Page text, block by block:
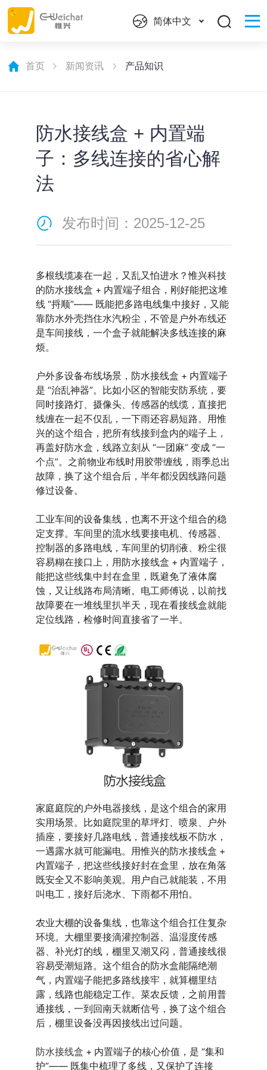
简体中文
首页 新闻资讯 产品知识
防水接线盒 + 内置端
子：多线连接的省心解
法
发布时间：2025-12-25
多根线缆凑在一起，又乱又怕进水？惟兴科技
的防水接线盒 + 内置端子组合，刚好能把这堆
线 “捋顺”—— 既能把多路电线集中接好，又能
靠防水外壳挡住水汽粉尘，不管是户外布线还
是车间接线，一个盒子就能解决多线连接的麻
烦。
户外多设备布线场景，防水接线盒 + 内置端子
是 “治乱神器”。比如小区的智能安防系统，要
同时接路灯、摄像头、传感器的线缆，直接把
线缠在一起不仅乱，一下雨还容易短路。用惟
兴的这个组合，把所有线接到盒内的端子上，
再盖好防水盒，线路立刻从 “一团麻” 变成 “一
个点”。之前物业布线时用胶带缠线，雨季总出
故障，换了这个组合后，半年都没因线路问题
修过设备。
工业车间的设备集线，也离不开这个组合的稳
定支撑。车间里的流水线要接电机、传感器、
控制器的多路电线，车间里的切削液、粉尘很
容易糊在接口上，用防水接线盒 + 内置端子，
能把这些线集中封在盒里，既避免了液体腐
蚀，又让线路布局清晰。电工师傅说，以前找
故障要在一堆线里扒半天，现在看接线盒就能
定位线路，检修时间直接省了一半。
家庭庭院的户外电器接线，是这个组合的家用
实用场景。比如庭院里的草坪灯、喷泉、户外
插座，要接好几路电线，普通接线板不防水，
一遇露水就可能漏电。用惟兴的防水接线盒 +
内置端子，把这些线接好封在盒里，放在角落
既安全又不影响美观。用户自己就能装，不用
叫电工，接好后浇水、下雨都不用怕。
农业大棚的设备集线，也靠这个组合扛住复杂
环境。大棚里要接滴灌控制器、温湿度传感
器、补光灯的线，棚里又潮又闷，普通接线很
容易受潮短路。这个组合的防水盒能隔绝潮
气，内置端子能把多路线接牢，就算棚里结
露，线路也能稳定工作。菜农反馈，之前用普
通接线，一到回南天就断信号，换了这个组合
后，棚里设备没再因接线出过问题。
防水接线盒 + 内置端子的核心价值，是 “集和
护”—— 既集中梳理了多线，又保护了连接